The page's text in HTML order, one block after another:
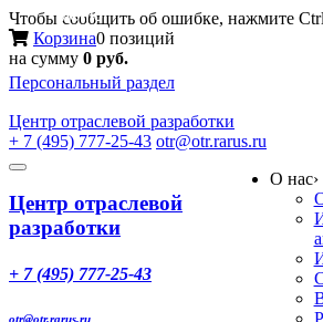
Чтобы сообщить об ошибке, нажмите
Корзина0 позиций
на сумму 0 руб.
Персональный раздел
Центр отраслевой разработки
+ 7 (495) 777-25-43 otr@otr.rarus.ru
Toggle
Меню
Центр отраслевой
разработки
+ 7 (495) 777-25-43
otr@otr.rarus.ru
О нас›